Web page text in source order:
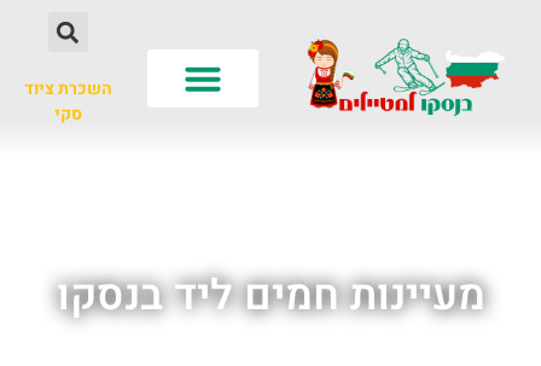
השכרת ציוד
סקי
מעיינות חמים ליד בנסקו